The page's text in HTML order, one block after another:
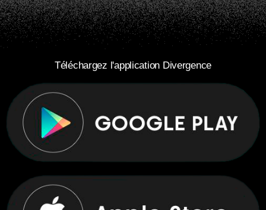
Téléchargez l'application Divergence